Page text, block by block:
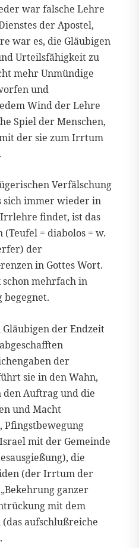
war falsche Lehre
der Apostel,
war es, die Gläubigen
Urteilsfähigkeit zu
mehr Unmündige
und
Wind der Lehre
Spiel der Menschen,
der sie zum Irrtum
Verfälschung
sich immer wieder in
findet, ist das
= diabolos = w.
der
in Gottes Wort.
mehrfach in
begegnet.
der Endzeit
der
sie in den Wahn,
den Auftrag und die
und Macht
Pfingstbewegung
mit der Gemeinde
die
(der Irrtum der
ganzer
mit dem
aufschlußreiche